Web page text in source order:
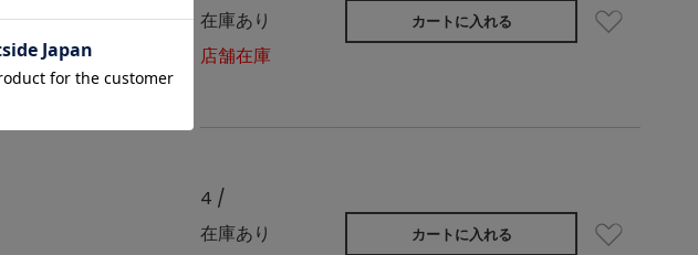
在庫あり
店舗在庫
カートに入れる
4 /
在庫あり
カートに入れる